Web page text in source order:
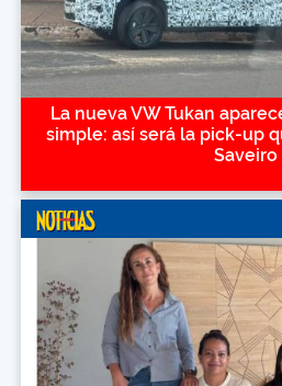
La nueva VW Tukan
simple: así será la pick-up
Saveiro